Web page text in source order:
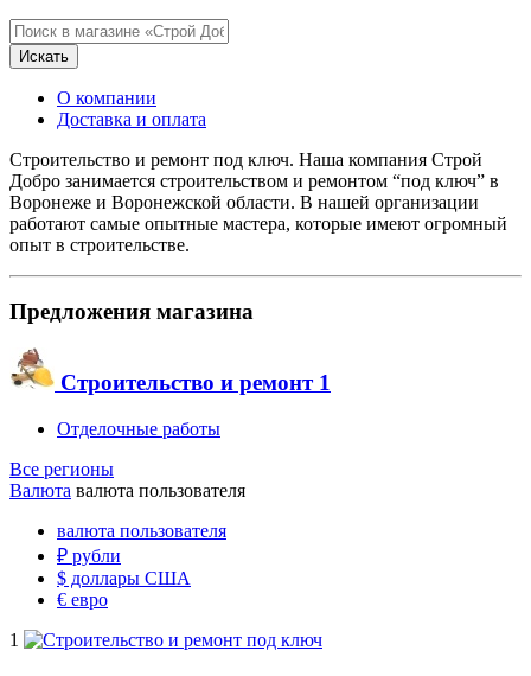
Искать
О компании
Доставка и оплата
Строительство и ремонт под ключ. Наша компания Строй
Добро занимается строительством и ремонтом “под ключ” в
Воронеже и Воронежской области. В нашей организации
работают самые опытные мастера, которые имеют огромный
опыт в строительстве.
Предложения магазина
Строительство и ремонт 1
Отделочные работы
Все регионы
Валюта валюта пользователя
валюта пользователя
₽ рубли
$ доллары США
€ евро
1